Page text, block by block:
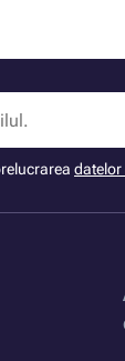
datelor